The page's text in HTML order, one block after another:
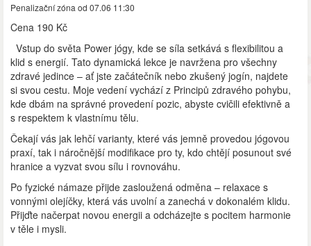
Penalizační zóna od 07.06 11:30
Cena 190 Kč
Vstup do světa Power jógy, kde se síla setkává s flexibilitou a
klid s energií. Tato dynamická lekce je navržena pro všechny
zdravé jedince – ať jste začátečník nebo zkušený jogín, najdete
si svou cestu. Moje vedení vychází z Principů zdravého pohybu,
kde dbám na správné provedení pozic, abyste cvičili efektivně a
s respektem k vlastnímu tělu.
Čekají vás jak lehčí varianty, které vás jemně provedou jógovou
praxí, tak i náročnější modifikace pro ty, kdo chtějí posunout své
hranice a vyzvat svou sílu i rovnováhu.
Po fyzické námaze přijde zasloužená odměna – relaxace s
vonnými olejíčky, která vás uvolní a zanechá v dokonalém klidu.
Přijďte načerpat novou energii a odcházejte s pocitem harmonie
v těle i mysli.